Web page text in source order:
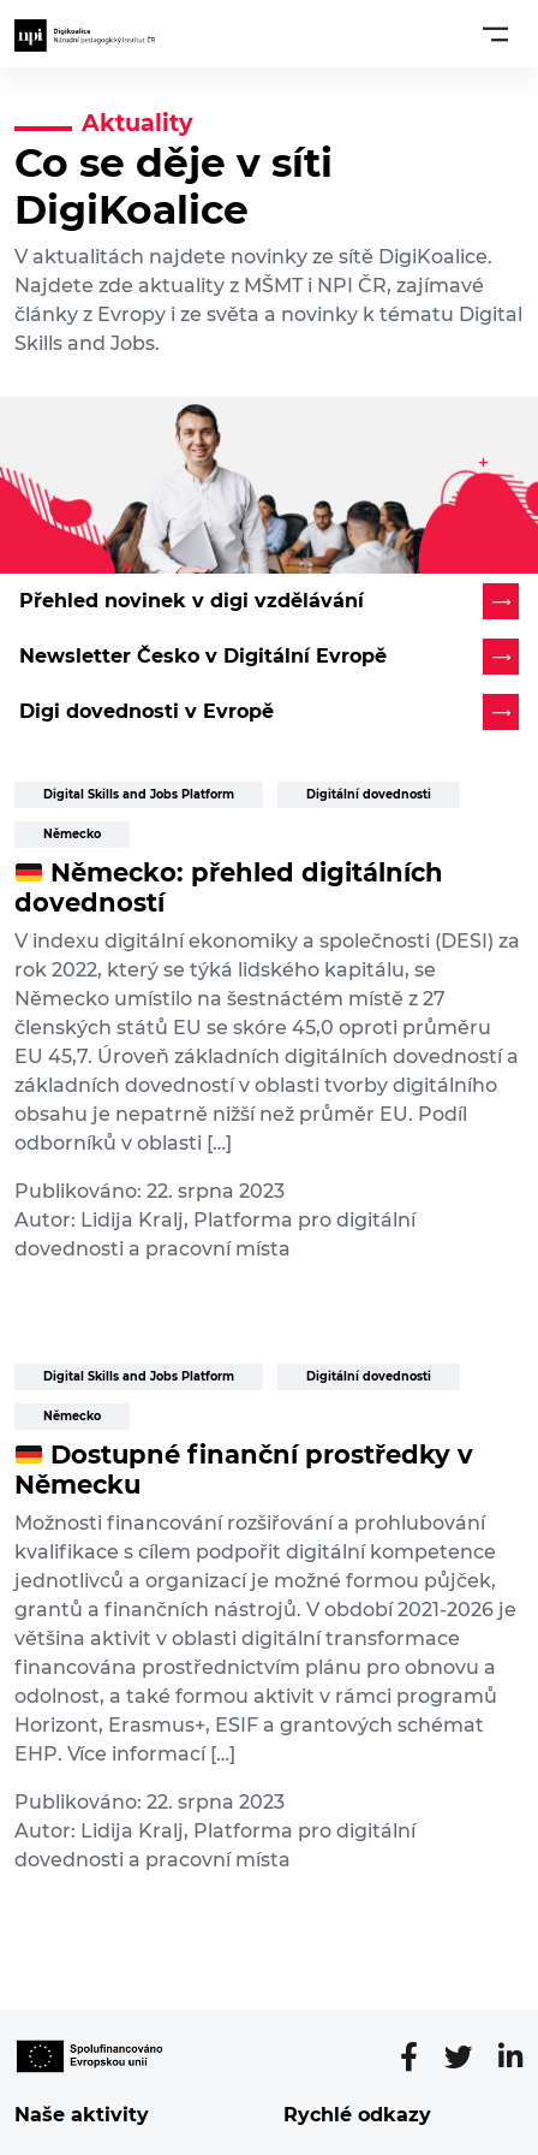
Aktuality
Co se děje v síti
DigiKoalice
V aktualitách najdete novinky ze sítě DigiKoalice.
Najdete zde aktuality z MŠMT i NPI ČR, zajímavé
články z Evropy i ze světa a novinky k tématu Digital
Skills and Jobs.
Přehled novinek v digi vzdělávání
Newsletter Česko v Digitální Evropě
Digi dovednosti v Evropě
Digital Skills and Jobs Platform Digitální dovednosti
Německo
Německo: přehled digitálních
dovedností
V indexu digitální ekonomiky a společnosti (DESI) za
rok 2022, který se týká lidského kapitálu, se
Německo umístilo na šestnáctém místě z 27
členských států EU se skóre 45,0 oproti průměru
EU 45,7. Úroveň základních digitálních dovedností a
základních dovedností v oblasti tvorby digitálního
obsahu je nepatrně nižší než průměr EU. Podíl
odborníků v oblasti […]
Publikováno: 22. srpna 2023
Autor: Lidija Kralj, Platforma pro digitální
dovednosti a pracovní místa
Digital Skills and Jobs Platform Digitální dovednosti
Německo
Dostupné finanční prostředky v
Německu
Možnosti financování rozšiřování a prohlubování
kvalifikace s cílem podpořit digitální kompetence
jednotlivců a organizací je možné formou půjček,
grantů a finančních nástrojů. V období 2021-2026 je
většina aktivit v oblasti digitální transformace
financována prostřednictvím plánu pro obnovu a
odolnost, a také formou aktivit v rámci programů
Horizont, Erasmus+, ESIF a grantových schémat
EHP. Více informací […]
Publikováno: 22. srpna 2023
Autor: Lidija Kralj, Platforma pro digitální
dovednosti a pracovní místa
Naše aktivity Rychlé odkazy